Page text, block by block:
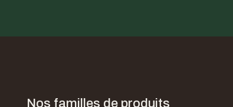
Nos familles de produits